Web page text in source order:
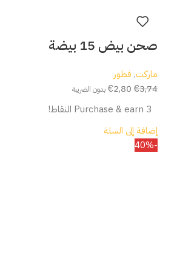
صحن بيض 15 بيضة
ماركت, فطور
€3,74
€2,80 بدون الضريبة
Purchase & earn 3 النقاط!
إضافة إلى السلة
-40%